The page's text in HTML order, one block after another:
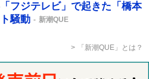
フジテレビ」で起きた「橋本
騒動
新潮QUE
「新潮QUE」とは？